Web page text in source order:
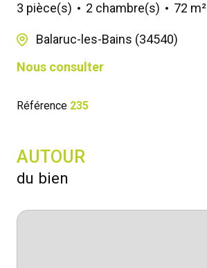
3 pièce(s)
2 chambre(s) 72 m²
Balaruc-les-Bains (34540)
Nous consulter
Référence 235
AUTOUR
du bien